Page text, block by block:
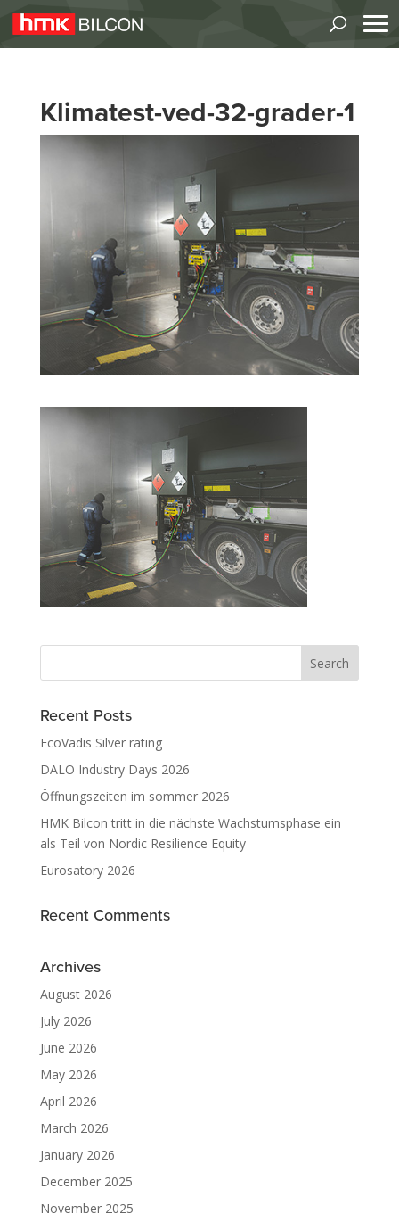
Klimatest-ved-32-grader-1
Recent Posts
EcoVadis Silver rating
DALO Industry Days 2026
Öffnungszeiten im sommer 2026
HMK Bilcon tritt in die nächste Wachstumsphase ein
als Teil von Nordic Resilience Equity
Eurosatory 2026
Recent Comments
Archives
August 2026
July 2026
June 2026
May 2026
April 2026
March 2026
January 2026
December 2025
November 2025